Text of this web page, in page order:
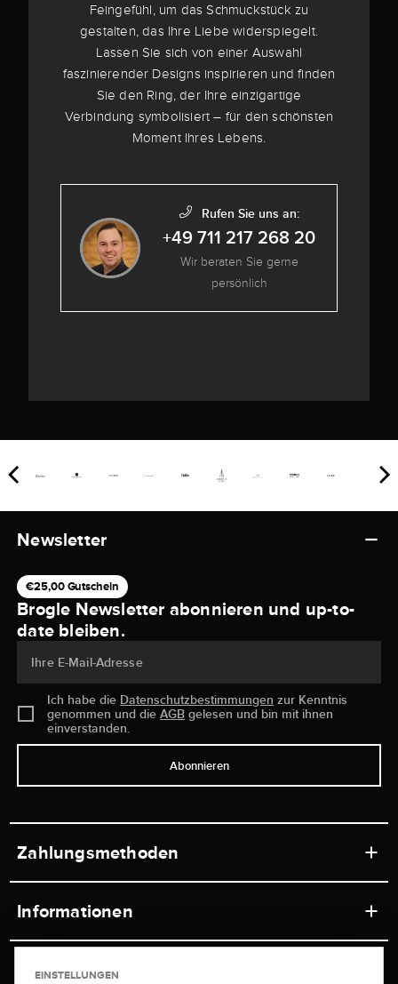
Feingefühl, um das Schmuckstück zu
gestalten, das Ihre Liebe widerspiegelt.
Lassen Sie sich von einer Auswahl
faszinierender Designs inspirieren und finden
Sie den Ring, der Ihre einzigartige
Verbindung symbolisiert – für den schönsten
Moment Ihres Lebens.
Rufen Sie uns an:
+49 711 217 268 20
Wir beraten Sie gerne
persönlich
Newsletter
€25,00 Gutschein
Brogle Newsletter abonnieren und up-to-
date bleiben.
Ihre E-Mail-Adresse
Ich habe die Datenschutzbestimmungen zur Kenntnis
genommen und dieAGB gelesen und bin mit ihnen
einverstanden.
Abonnieren
Zahlungsmethoden
Informationen
Service
EINSTELLUNGEN